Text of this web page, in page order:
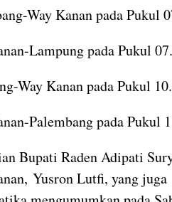
Way Kanan pada Pukul
Lampung pada Pukul
Way Kanan pada Pukul
Palembang pada Pukul
Bupati Raden Adipati
Yusron Lutfi, yang